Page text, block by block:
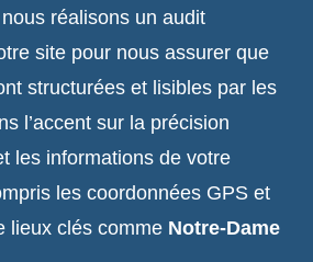
réalisons un audit
site pour nous assurer que
structurées et lisibles par les
l’accent sur la précision
les informations de votre
les coordonnées GPS et
lieux clés comme Notre-Dame